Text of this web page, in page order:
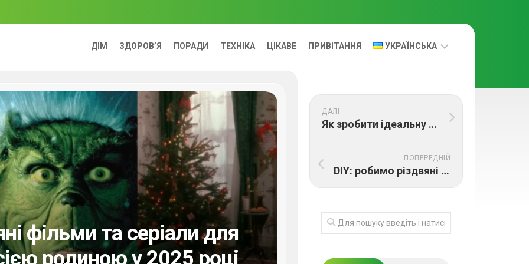
ДІМ ЗДОРОВ’Я ПОРАДИ ТЕХНІКА ЦІКАВЕ ПРИВІТАННЯ УКРАЇНСЬКА
УКРАЇНСЬКА
фільми та серіали для
родиною у 2025 році
ДАЛІ
Як зробити ідеальну різдвяну фотосесію: ідеї образів та локацій
ПОПЕРЕДНІЙ
DIY: робимо різдвяні вінки, свічники та ялинкові прикраси власноруч